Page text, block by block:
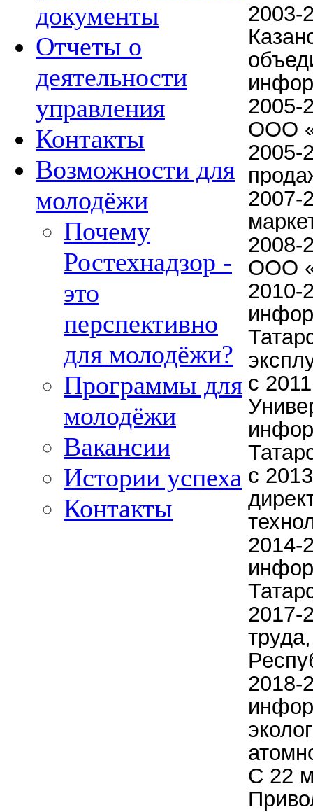
документы
Отчеты о
деятельности
управления
Контакты
Возможности для
молодёжи
Почему
Ростехнадзор -
это
перспективно
для молодёжи?
Программы для
молодёжи
Вакансии
Истории успеха
Контакты
2003-
2005-
ООО
2005-
2007-
2008-
ООО
2010-
с
с
2014-
2017-
2018-
С 22